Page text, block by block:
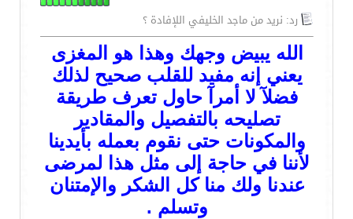
رد: نريد من ماجد الخليفي اللإفادة ؟
الله يبيض وجهك وهذا هو المغزى
يعني إنه مفيد للقلب صحيح لذلك
فضلآ لا أمرآ حاول تعرف طريقة
تصليحه بالتفصيل والمقادير
والمكونات حتى نقوم بعمله بأيدينا
لأننا في حاجة إلى مثل هذا لمرضى
عندنا ولك منا كل الشكر والإمتنان
وتسلم .